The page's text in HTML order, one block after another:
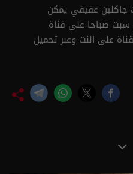
جاكلين عقيقي يمكن
صباحا على قناة
على النت وعبر تحميل